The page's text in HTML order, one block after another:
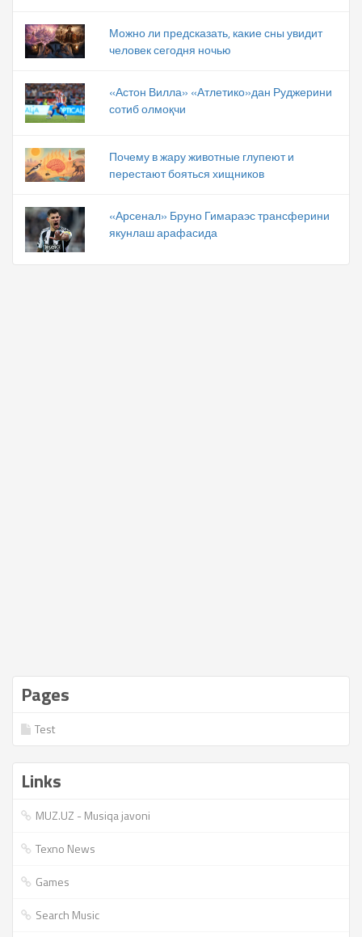
Можно ли предсказать, какие сны увидит
человек сегодня ночью
«Астон Вилла» «Атлетико»дан Руджерини
сотиб олмоқчи
Почему в жару животные глупеют и
перестают бояться хищников
«Арсенал» Бруно Гимараэс трансферини
якунлаш арафасида
Pages
Test
Links
MUZ.UZ - Musiqa javoni
Texno News
Games
Search Music